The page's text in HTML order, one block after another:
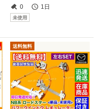
0 1日
未使用
送料無料